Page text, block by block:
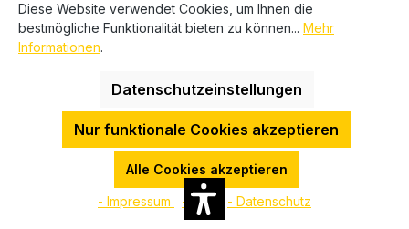
Samwha
MEAN WELL
PCEnergy
Diese Website verwendet Cookies, um Ihnen die
bestmögliche Funktionalität bieten zu können... Mehr
Informationen.
Datenschutzeinstellungen
Nur funktionale Cookies akzeptieren
Alle Cookies akzeptieren
- Impressum - AGB - Datenschutz